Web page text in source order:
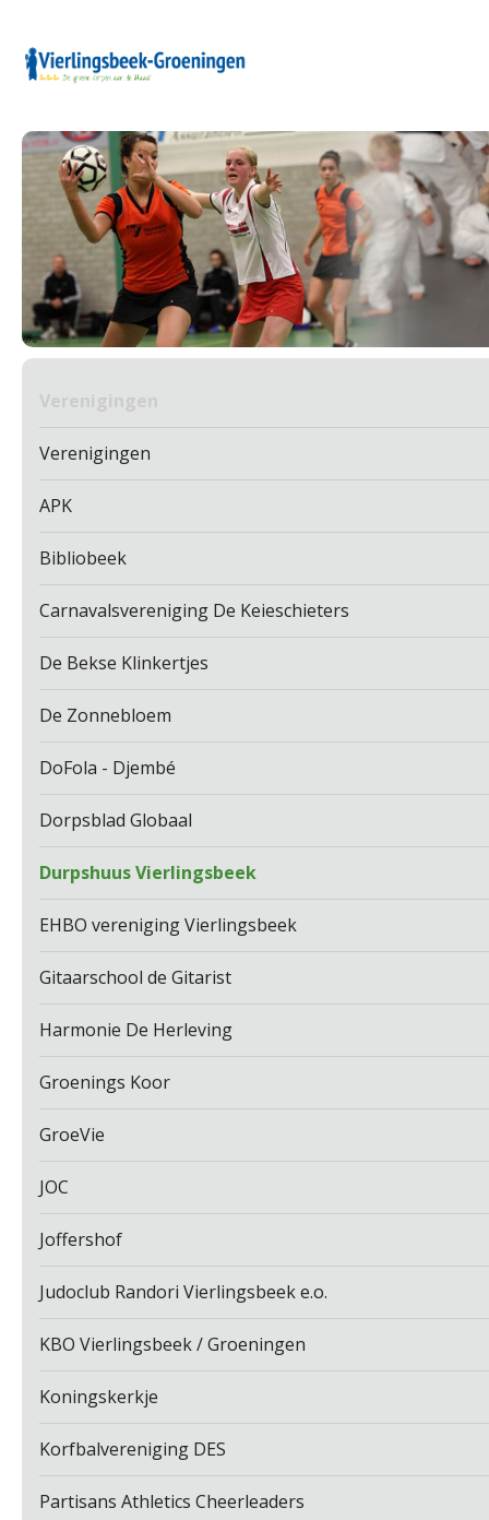
Verenigingen
Verenigingen
APK
Bibliobeek
Carnavalsvereniging De Keieschieters
De Bekse Klinkertjes
De Zonnebloem
DoFola - Djembé
Dorpsblad Globaal
Durpshuus Vierlingsbeek
EHBO vereniging Vierlingsbeek
Gitaarschool de Gitarist
Harmonie De Herleving
Groenings Koor
GroeVie
JOC
Joffershof
Judoclub Randori Vierlingsbeek e.o.
KBO Vierlingsbeek / Groeningen
Koningskerkje
Korfbalvereniging DES
Partisans Athletics Cheerleaders